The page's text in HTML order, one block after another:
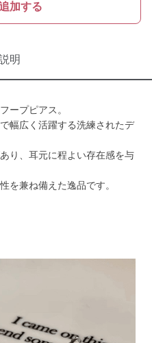
加する
明
ープピアス。
幅広く活躍する洗練されたデ
り、耳元に程よい存在感を与
を兼ね備えた逸品です。